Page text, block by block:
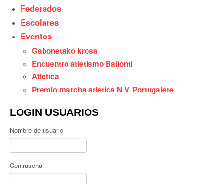
Federados
Escolares
Eventos
Gabonetako krosa
Encuentro atletismo Ballonti
Atletica
Premio marcha atletica N.V. Portugalete
LOGIN USUARIOS
Nombre de usuario
Contraseña